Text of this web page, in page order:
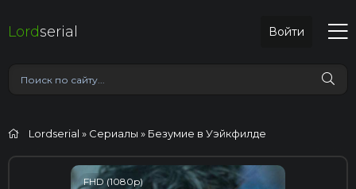
Lordserial Войти
Lordserial » Сериалы » Безумие в Уэйкфилде
FHD (1080p)